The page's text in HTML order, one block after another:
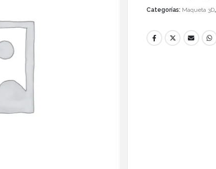
Categorías: Maqueta 3D,